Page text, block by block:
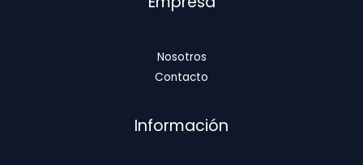
Nosotros
Contacto
Información